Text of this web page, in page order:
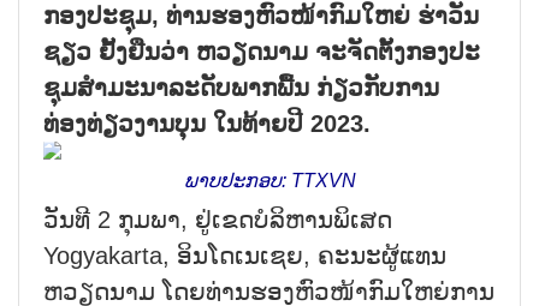
ກອງປະຊຸມ, ທ່ານຮອງຫົວໜ້າກົມໃຫຍ່ ຮ່າວັນ
ຊຽວ ຢັ້ງຢືນວ່າ ຫວຽດນາມ ຈະຈັດຕັ້ງກອງປະ
ຊຸມສຳມະນາລະດັບພາກພື້ນ ກ່ຽວກັບການ
ທ່ອງທ່ຽວງານບຸນ ໃນທ້າຍປີ 2023.
ພາບປະກອບ: TTXVN
ວັນທີ 2 ກຸມພາ, ຢູ່ເຂດບໍລິຫານພິເສດ
Yogyakarta, ອິນໂດເນເຊຍ, ຄະນະຜູ້ແທນ
ຫວຽດນາມ ໂດຍທ່ານຮອງຫົວໜ້າກົມໃຫຍ່ການ